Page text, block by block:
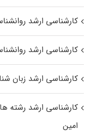
کارشناسی ارشد
کارشناسی ارشد
کارشناسی ارشد زبان
کارشناسی ارشد رﺷﺘﻪ
اﻣﻴﻦ